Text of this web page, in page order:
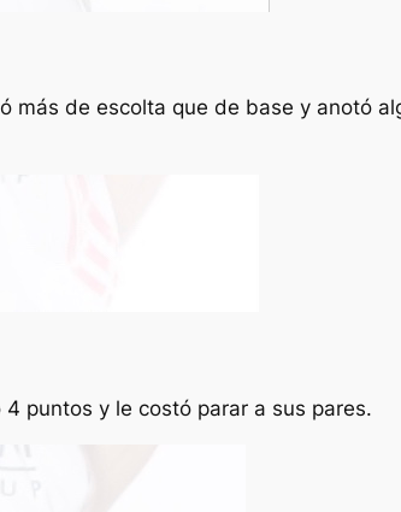
más de escolta que de base y anotó
puntos y le costó parar a sus pares.